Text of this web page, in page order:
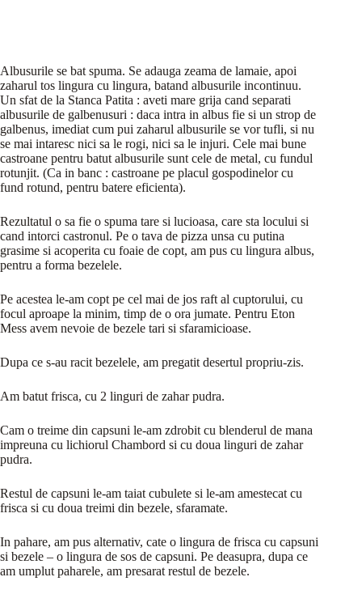
Albusurile se bat spuma. Se adauga zeama de lamaie, apoi
zaharul tos lingura cu lingura, batand albusurile incontinuu.
Un sfat de la Stanca Patita : aveti mare grija cand separati
albusurile de galbenusuri : daca intra in albus fie si un strop de
galbenus, imediat cum pui zaharul albusurile se vor tufli, si nu
se mai intaresc nici sa le rogi, nici sa le injuri. Cele mai bune
castroane pentru batut albusurile sunt cele de metal, cu fundul
rotunjit. (Ca in banc : castroane pe placul gospodinelor cu
fund rotund, pentru batere eficienta).
Rezultatul o sa fie o spuma tare si lucioasa, care sta locului si
cand intorci castronul. Pe o tava de pizza unsa cu putina
grasime si acoperita cu foaie de copt, am pus cu lingura albus,
pentru a forma bezelele.
Pe acestea le-am copt pe cel mai de jos raft al cuptorului, cu
focul aproape la minim, timp de o ora jumate. Pentru Eton
Mess avem nevoie de bezele tari si sfaramicioase.
Dupa ce s-au racit bezelele, am pregatit desertul propriu-zis.
Am batut frisca, cu 2 linguri de zahar pudra.
Cam o treime din capsuni le-am zdrobit cu blenderul de mana
impreuna cu lichiorul Chambord si cu doua linguri de zahar
pudra.
Restul de capsuni le-am taiat cubulete si le-am amestecat cu
frisca si cu doua treimi din bezele, sfaramate.
In pahare, am pus alternativ, cate o lingura de frisca cu capsuni
si bezele – o lingura de sos de capsuni. Pe deasupra, dupa ce
am umplut paharele, am presarat restul de bezele.